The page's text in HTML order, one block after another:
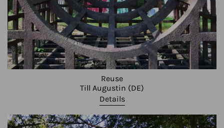
Reuse
Till Augustin (DE)
Details